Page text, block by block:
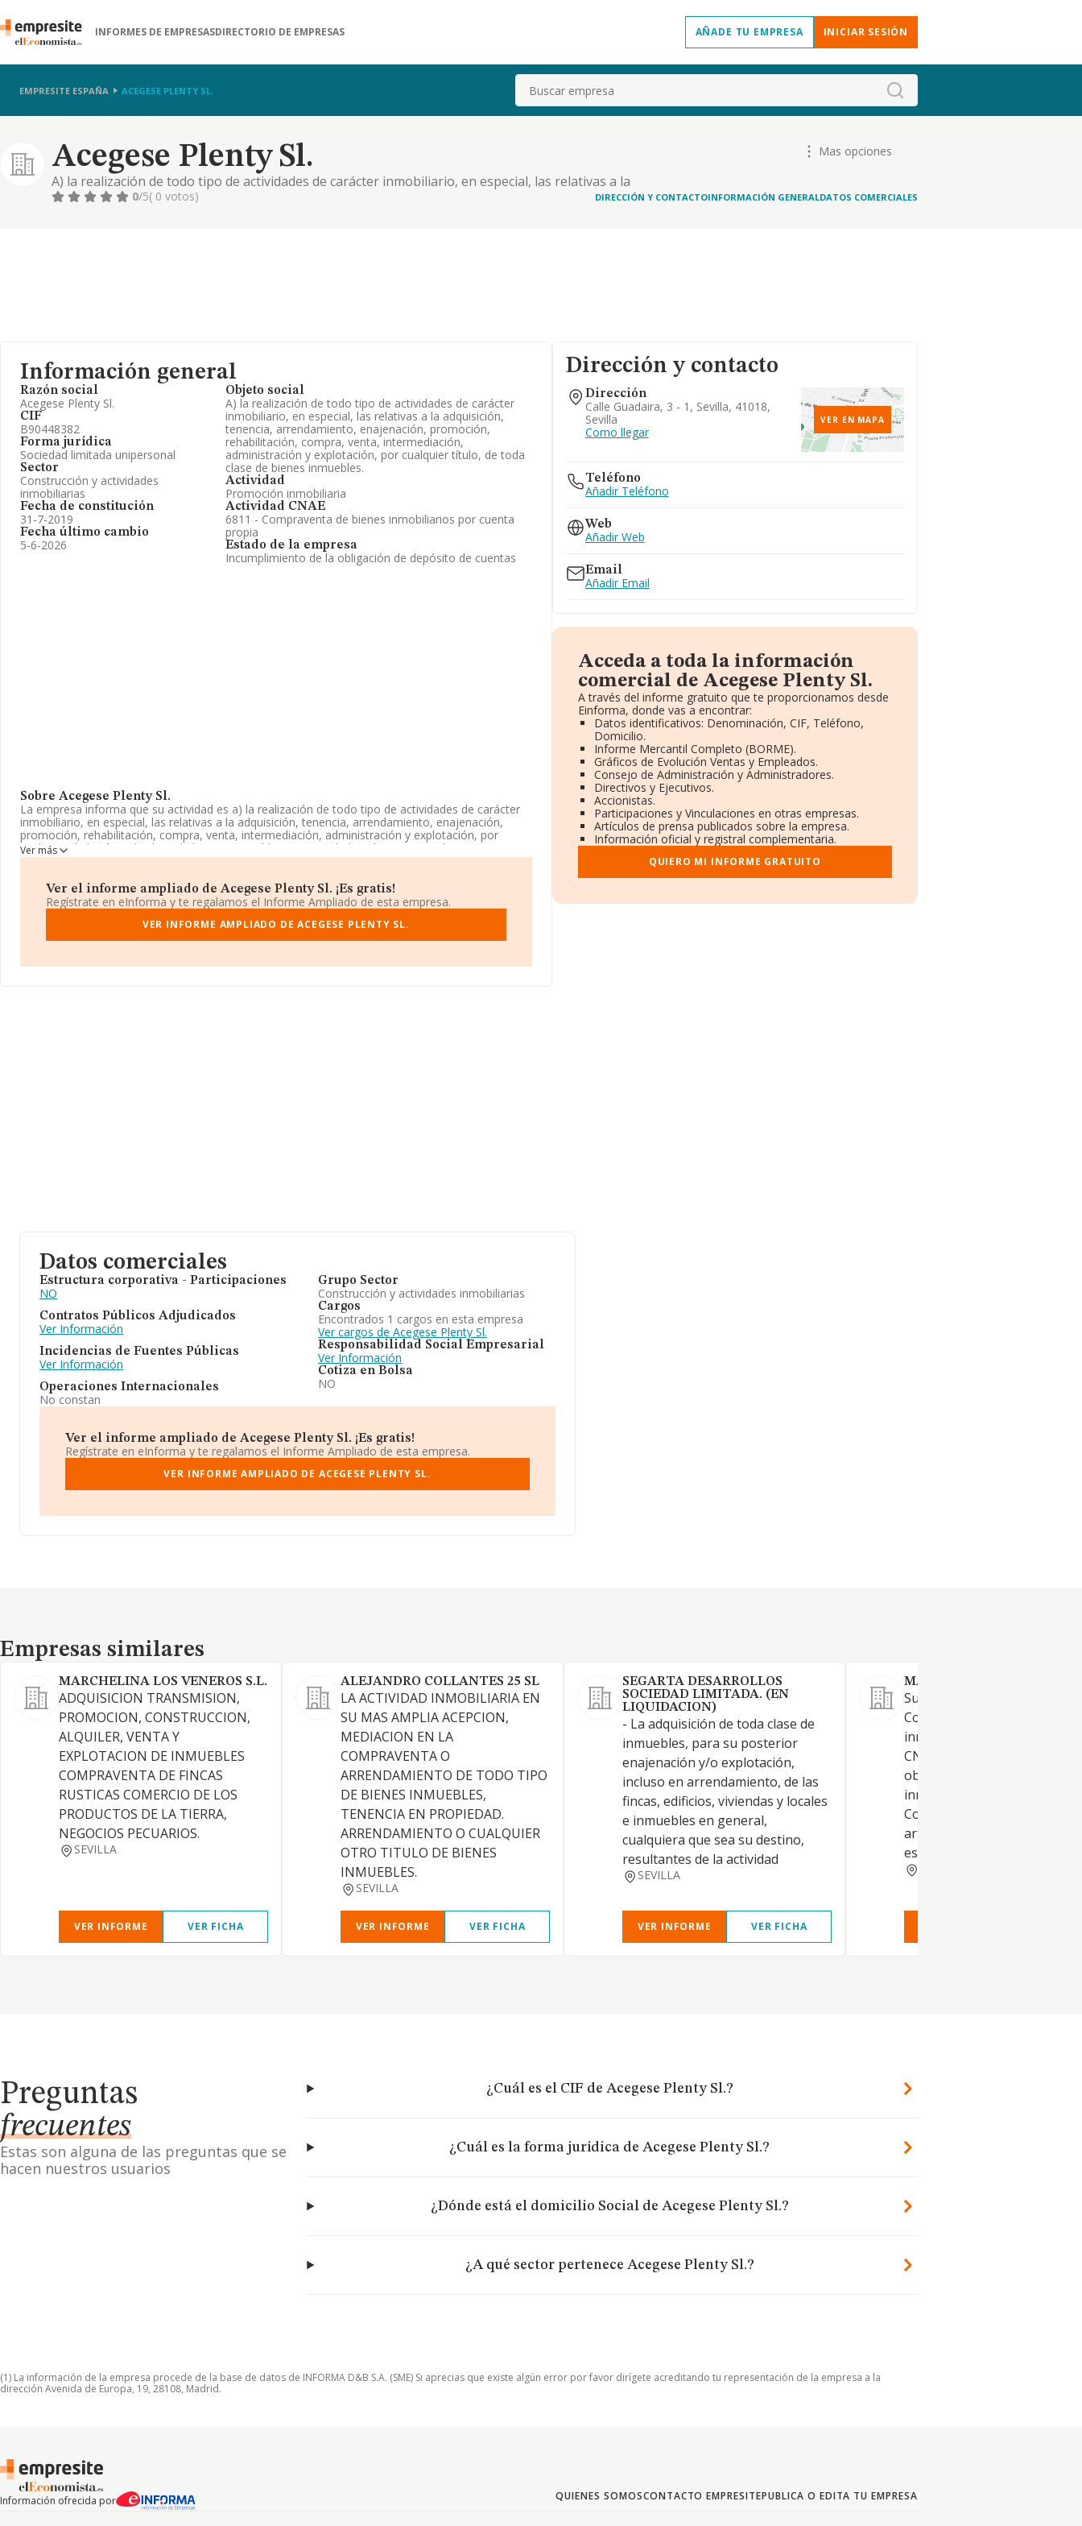
INFORMES DE EMPRESASDIRECTORIO DE EMPRESAS AÑADE TU EMPRESA INICIAR SESIÓN
EMPRESITE ESPAÑA ACEGESE PLENTY SL. Buscar
Acegese Plenty Sl.
A) la realización de todo tipo de actividades de carácter inmobiliario, en especial, las relativas a la
adquisición, tenencia, arrendamiento, enajenación, promoción, rehabilitación, compra, venta,
Mas opciones
0/5( 0 votos) DIRECCIÓN Y CONTACTOINFORMACIÓN GENERALDATOS COMERCIALES
Información general
Razón social
Acegese Plenty Sl.
CIF
B90448382
Forma jurídica
Sociedad limitada unipersonal
Sector
Construcción y actividades
inmobiliarias
Fecha de constitución
31-7-2019
Fecha último cambio
5-6-2026
Objeto social
A) la realización de todo tipo de actividades de carácter
inmobiliario, en especial, las relativas a la adquisición,
tenencia, arrendamiento, enajenación, promoción,
rehabilitación, compra, venta, intermediación,
administración y explotación, por cualquier título, de toda
clase de bienes inmuebles.
Actividad
Promoción inmobiliaria
Actividad CNAE
6811 - Compraventa de bienes inmobiliarios por cuenta
propia
Estado de la empresa
Incumplimiento de la obligación de depósito de cuentas
Sobre Acegese Plenty Sl.
La empresa informa que su actividad es a) la realización de todo tipo de actividades de carácter
inmobiliario, en especial, las relativas a la adquisición, tenencia, arrendamiento, enajenación,
promoción, rehabilitación, compra, venta, intermediación, administración y explotación, por
cualquier título, de toda clase de bienes inmuebles. La sociedad está inscrita en el Registro
Mercantil como Sociedad Limitada. Su CNAE corresponde a 6811 con código '%cnae%'. No
La compañíaAcegese Plenty S.L, CIF B90448382, se encuentra en Calle Guadaira núm. 3 1,
(41018), en el municipio de Sevilla, Andalucía.
Con los datos a disposición de INFORMA sobre 67.991 empresas pertenecientes al sector, la
compañías es de 105 mil euros de ventas. En cuanto a la información relativa a la provincia de
Ver más
Ver el informe ampliado de Acegese Plenty Sl. ¡Es gratis!
Regístrate en eInforma y te regalamos el Informe Ampliado de esta empresa.
VER INFORME AMPLIADO DE ACEGESE PLENTY SL.
Dirección y contacto
Dirección
Calle Guadaira, 3 - 1, Sevilla, 41018,
Sevilla
Como llegar
VER EN MAPA
Teléfono
Añadir Teléfono
Web
Añadir Web
Email
Añadir Email
Acceda a toda la información
comercial de Acegese Plenty Sl.
A través del informe gratuito que te proporcionamos desde
Einforma, donde vas a encontrar:
Datos identificativos: Denominación, CIF, Teléfono,
Domicilio.
Informe Mercantil Completo (BORME).
Gráficos de Evolución Ventas y Empleados.
Consejo de Administración y Administradores.
Directivos y Ejecutivos.
Accionistas.
Participaciones y Vinculaciones en otras empresas.
Artículos de prensa publicados sobre la empresa.
Información oficial y registral complementaria.
QUIERO MI INFORME GRATUITO
Datos comerciales
Estructura corporativa - Participaciones
NO
Contratos Públicos Adjudicados
Ver Información
Incidencias de Fuentes Públicas
Ver Información
Operaciones Internacionales
No constan
Grupo Sector
Construcción y actividades inmobiliarias
Cargos
Encontrados 1 cargos en esta empresa
Ver cargos de Acegese Plenty Sl.
Responsabilidad Social Empresarial
Ver Información
Cotiza en Bolsa
NO
Ver el informe ampliado de Acegese Plenty Sl. ¡Es gratis!
Regístrate en eInforma y te regalamos el Informe Ampliado de esta empresa.
VER INFORME AMPLIADO DE ACEGESE PLENTY SL.
Empresas similares
Empresas similares
MARCHELINA LOS VENEROS S.L.
ADQUISICION TRANSMISION,
PROMOCION, CONSTRUCCION,
ALQUILER, VENTA Y
EXPLOTACION DE INMUEBLES
COMPRAVENTA DE FINCAS
RUSTICAS COMERCIO DE LOS
PRODUCTOS DE LA TIERRA,
NEGOCIOS PECUARIOS.
SEVILLA
VER INFORME VER FICHA
ALEJANDRO COLLANTES 25 SL
LA ACTIVIDAD INMOBILIARIA EN
SU MAS AMPLIA ACEPCION,
MEDIACION EN LA
COMPRAVENTA O
ARRENDAMIENTO DE TODO TIPO
DE BIENES INMUEBLES,
TENENCIA EN PROPIEDAD.
ARRENDAMIENTO O CUALQUIER
OTRO TITULO DE BIENES
INMUEBLES.
SEVILLA
VER INFORME VER FICHA
SEGARTA DESARROLLOS
SOCIEDAD LIMITADA. (EN
LIQUIDACION)
- La adquisición de toda clase de
inmuebles, para su posterior
enajenación y/o explotación,
incluso en arrendamiento, de las
fincas, edificios, viviendas y locales
e inmuebles en general,
cualquiera que sea su destino,
resultantes de la actividad
SEVILLA
VER INFORME VER FICHA
MARPA FUTURO SL.
Su actividad principal
Compraventa de bienes
inmobiliarios por cuenta
CNAE 68.11. También tendrá
objeto: 1. Alquiler de bienes
inmobiliarios por cuenta
Comercio al por menor de
artículos de relojería y
establecimiento
Preguntas
frecuentes
Estas son alguna de las preguntas que se
hacen nuestros usuarios
¿Cuál es el CIF de Acegese Plenty Sl.?
¿Cuál es la forma jurídica de Acegese Plenty Sl.?
¿Dónde está el domicilio Social de Acegese Plenty Sl.?
¿A qué sector pertenece Acegese Plenty Sl.?
(1) La información de la empresa procede de la base de datos de INFORMA D&B S.A. (SME) Si aprecias que existe algún error por favor dirígete acreditando tu representación de la empresa a la
dirección Avenida de Europa, 19, 28108, Madrid.
Información ofrecida por QUIENES SOMOSCONTACTO EMPRESITEPUBLICA O EDITA TU EMPRESA